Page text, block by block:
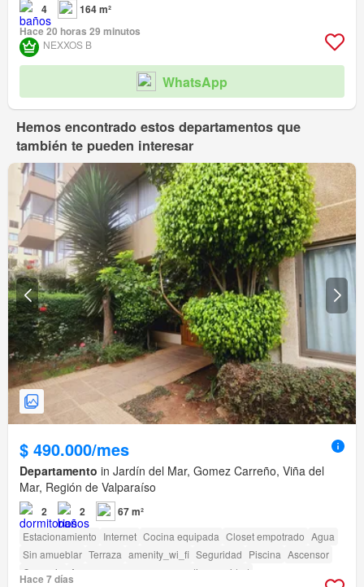
4
164 m²
Hace 20 horas 29 minutos
NEXXOS B
WhatsApp
Hemos encontrado estos departamentos que
también te pueden interesar
$ 490.000/mes
Departamento in Jardín del Mar, Gomez Carreño, Viña del
Mar, Región de Valparaíso
2 2 67 m²
Estacionamiento Internet Cocina equipada Closet empotrado Agua
Sin amueblar Terraza amenity_wi_fi Seguridad Piscina Ascensor
Conserje
Acceso para personas con discapacidad
Hace 7 días